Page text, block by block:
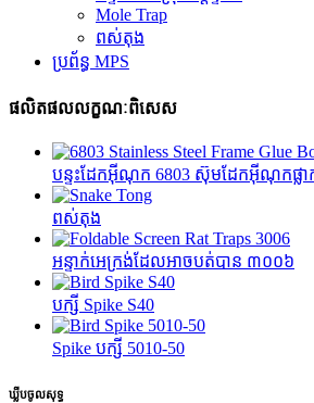
Mole Trap
ពស់តុង
ប្រព័ន្ធ MPS
ផលិតផលលក្ខណៈពិសេស
បន្ទះដែកអ៊ីណុក 6803 ស៊ុមដែកអ៊ីណុកផ្លាកផ្
ពស់តុង
អន្ទាក់អេក្រង់ដែលអាចបត់បាន ៣០០៦
បក្សី Spike S40
Spike បក្សី 5010-50
ឃ្លីបចូលសុទ្ធ